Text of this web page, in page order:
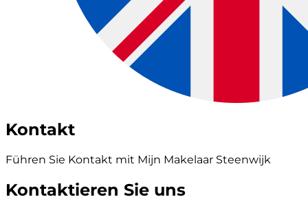
Kontakt
Führen Sie Kontakt mit Mijn Makelaar Steenwijk
Kontaktieren Sie uns